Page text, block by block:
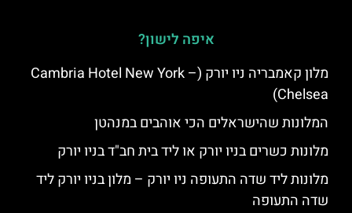
איפה לישון?
מלון קאמבריה ניו יורק (Cambria Hotel New York –
Chelsea)
המלונות שהישראלים הכי אוהבים במנהטן
מלונות כשרים בניו יורק או ליד בית חב"ד בניו יורק
מלונות ליד שדה התעופה ניו יורק – מלון בניו יורק ליד
שדה התעופה